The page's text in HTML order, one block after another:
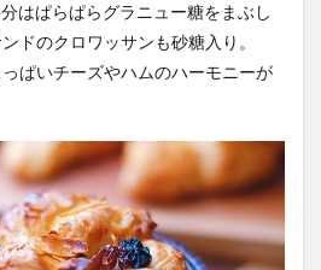
はぱらぱらグラニュー糖をまぶし
ドのクロワッサンも砂糖入り。
ぱいチーズやハムのハーモニーが